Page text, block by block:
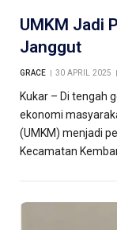
UMKM Jadi
Janggut
GRACE 30 APRIL 2025
Kukar – Di tengah
ekonomi
(UMKM) menjadi
Kecamatan